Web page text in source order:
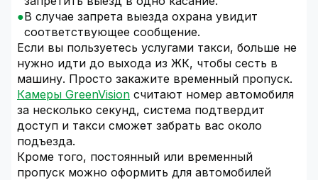
В случае запрета выезда охрана увидит
соответствующее сообщение.
Если вы пользуетесь услугами такси, больше не
нужно идти до выхода из ЖК, чтобы сесть в
машину. Просто закажите временный пропуск.
Камеры GreenVision считают номер автомобиля
за несколько секунд, система подтвердит
доступ и такси сможет забрать вас около
подъезда.
Кроме того, постоянный или временный
пропуск можно оформить для автомобилей